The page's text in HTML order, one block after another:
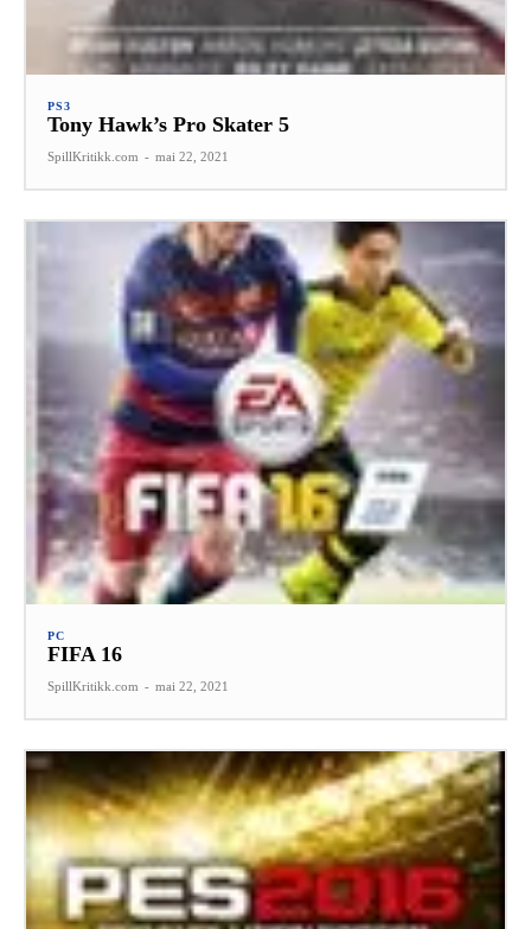
PS3
Tony Hawk’s Pro Skater 5
SpillKritikk.com - mai 22, 2021
PC
FIFA 16
SpillKritikk.com - mai 22, 2021